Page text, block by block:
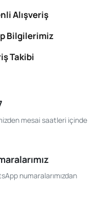
Alışveriş
Bilgilerimiz
Takibi
mesai saatleri içinde
numaralarımızdan